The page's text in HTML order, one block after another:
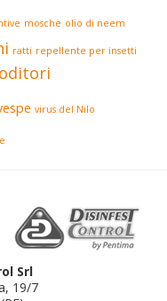
mosche olio di neem
ratti repellente per insetti
virus del Nilo
Srl
19/7